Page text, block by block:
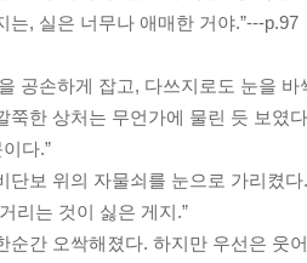
는, 실은 너무나 애매한 거야.”---p.97
공손하게 잡고, 다쓰지로도 눈을
쭉한 상처는 무언가에 물린 듯 보였
다.”
단보 위의 자물쇠를 눈으로 가리켰다.
리는 것이 싫은 게지.”
순간 오싹해졌다. 하지만 우선은 웃